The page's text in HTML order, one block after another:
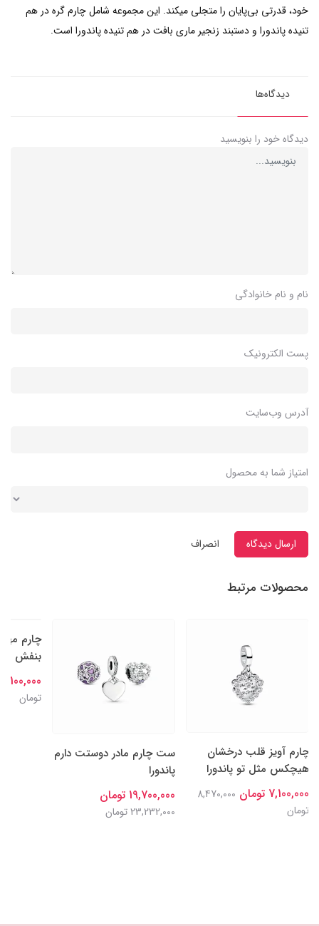
خود، قدرتی بی‌پایان را متجلی میکند. این مجموعه شامل چارم گره در هم
تنیده پاندورا و دستبند زنجیر ماری بافت در هم تنیده پاندورا است.
دیدگاه‌ها
دیدگاه خود را بنویسید
نام و نام خانوادگی
پست الکترونیک
آدرس وب‌سایت
امتیاز شما به محصول
ارسال دیدگاه انصراف
محصولات مرتبط
چارم آویز قلب درخشان
هیچکس مثل تو پاندورا
7,100,000 تومان
8,470,000
تومان
ست چارم مادر دوستت دارم
پاندورا
19,700,000 تومان
23,232,000 تومان